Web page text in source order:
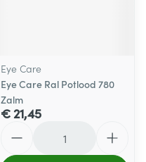
Eye Care
Eye Care Ral Potlood 780
Zalm
€ 21,45